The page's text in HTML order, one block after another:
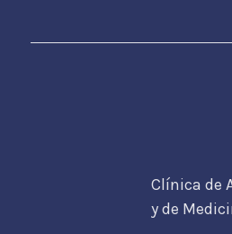
Clínica de
y de